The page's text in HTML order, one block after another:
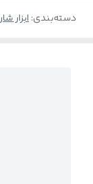
دسته‌بندی:ابزار